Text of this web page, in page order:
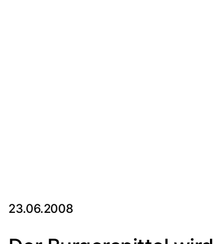
23.06.2008